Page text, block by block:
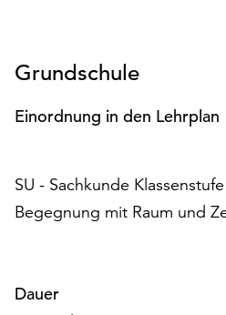
Einverständnis
ändern
Dafür
steht
Ihnen
Seite
Grundschule
Einordnung in den Lehrplan
SU - Sachkunde
Begegnung mit Raum und
Dauer